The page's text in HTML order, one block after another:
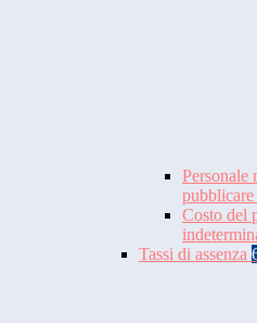
Personale
Costo del
Tassi di assenza